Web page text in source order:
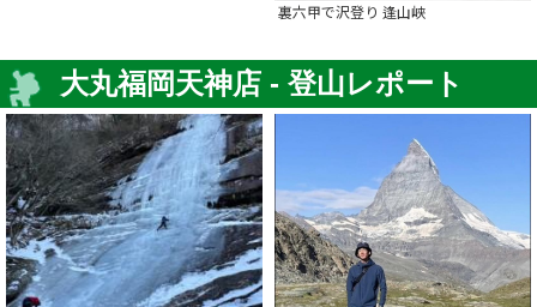
裏六甲で沢登り 逢山峡
大丸福岡天神店 - 登山レポート